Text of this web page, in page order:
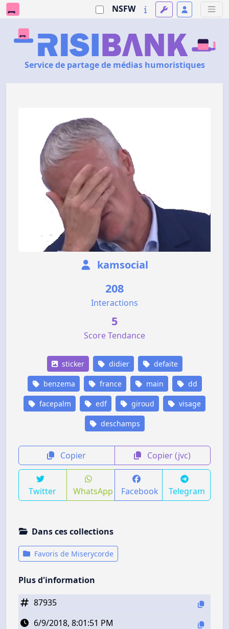
NSFW
Service de partage de médias humoristiques
kamsocial
208
Interactions
5
Score Tendance
sticker didier defaite
benzema france main dd
facepalm edf giroud visage
deschamps
Copier Copier (jvc)
Twitter WhatsApp Facebook Telegram
Dans ces collections
Favoris de Miserycorde
Plus d'information
87935
6/9/2018, 8:01:51 PM